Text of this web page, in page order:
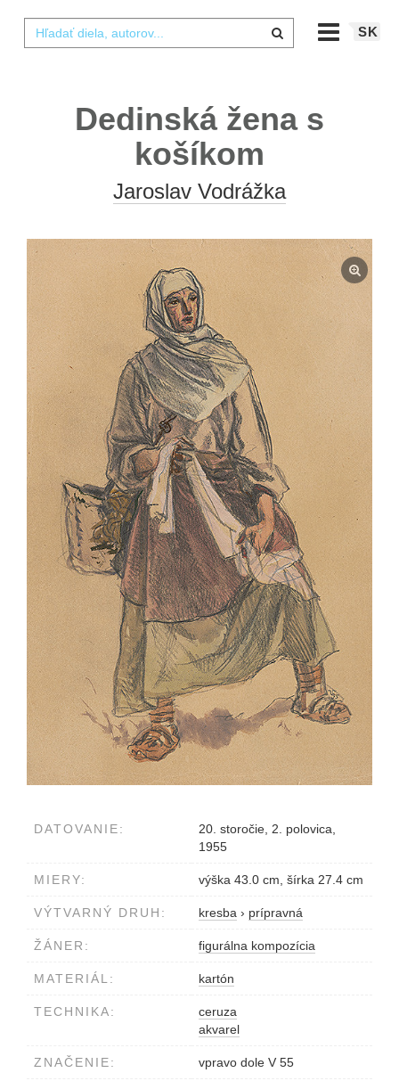
SK
Dedinská žena s
košíkom
Jaroslav Vodrážka
DATOVANIE:
20. storočie, 2. polovica,
1955
MIERY: výška 43.0 cm, šírka 27.4 cm
VÝTVARNÝ DRUH: kresba › prípravná
ŽÁNER: figurálna kompozícia
MATERIÁL: kartón
TECHNIKA:
ceruza
akvarel
ZNAČENIE: vpravo dole V 55